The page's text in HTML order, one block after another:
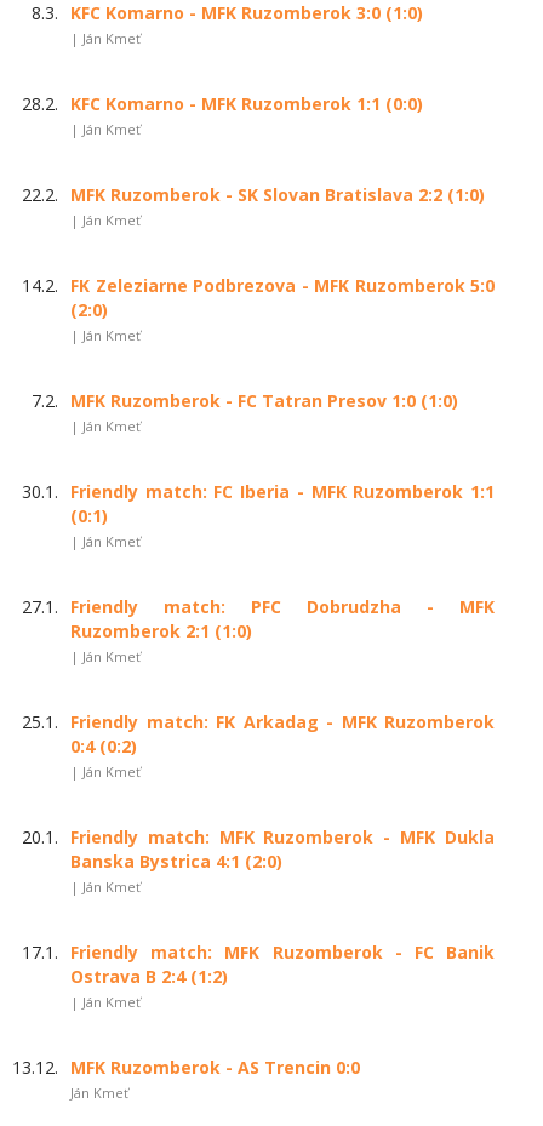
8.3. KFC Komarno - MFK Ruzomberok 3:0 (1:0)
| Ján Kmeť
28.2. KFC Komarno - MFK Ruzomberok 1:1 (0:0)
| Ján Kmeť
22.2. MFK Ruzomberok - SK Slovan Bratislava 2:2 (1:0)
| Ján Kmeť
14.2.
FK Zeleziarne Podbrezova - MFK Ruzomberok 5:0
(2:0)
| Ján Kmeť
7.2. MFK Ruzomberok - FC Tatran Presov 1:0 (1:0)
| Ján Kmeť
30.1.
Friendly match: FC Iberia - MFK Ruzomberok 1:1
(0:1)
| Ján Kmeť
27.1.
Friendly match: PFC Dobrudzha - MFK
Ruzomberok 2:1 (1:0)
| Ján Kmeť
25.1.
Friendly match: FK Arkadag - MFK Ruzomberok
0:4 (0:2)
| Ján Kmeť
20.1.
Friendly match: MFK Ruzomberok - MFK Dukla
Banska Bystrica 4:1 (2:0)
| Ján Kmeť
17.1.
Friendly match: MFK Ruzomberok - FC Banik
Ostrava B 2:4 (1:2)
| Ján Kmeť
13.12. MFK Ruzomberok - AS Trencin 0:0
Ján Kmeť